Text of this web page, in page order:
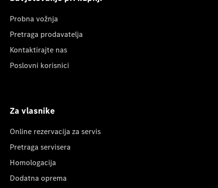
Probna vožnja
Pretraga prodavatelja
Kontaktirajte nas
Poslovni korisnici
Za vlasnike
Online rezervacija za servis
Pretraga servisera
Homologacija
Dodatna oprema